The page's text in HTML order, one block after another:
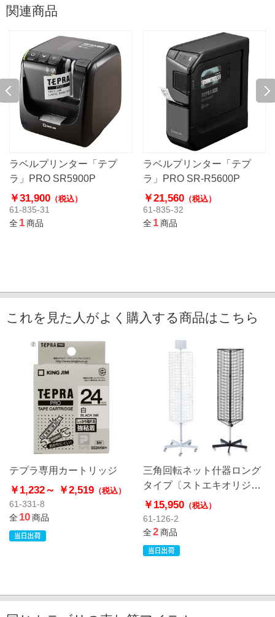
関連商品
ラベルプリンター「テプ
ラ」PRO SR5900P
￥31,900 （税込）
61-835-31
全1商品
ラベルプリンター「テプ
ラ」PRO SR-R5600P
￥21,560 （税込）
61-835-32
全1商品
これを見た人がよく購入する商品はこちら
テプラ専用カートリッジ
￥1,232～ ￥2,519 （税込）
61-331-8
全10商品
三角回転ネット什器ロング
タイプ〔ストエキオリジナ
ル〕
￥15,950（税込）
61-126-2
全2商品